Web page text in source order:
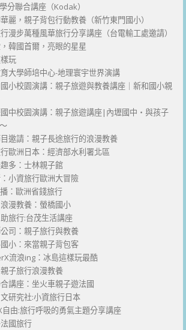
聯合講座（Kodak）
麗，親子背包行動教養（新竹東門國小）
漫步萬種風華旅行分享講座（台電輸工處邀請）
韓國首爾，亮眼的星星
玩
大學師培中心-地理寰宇世界演講
小校園演講：親子旅遊與教養講座｜新和國小親
中校園演講：親子旅遊講座|內壢國中・與孩子
邀請：親子長途旅行的浪漫教養
歐洲日本：經濟部水利署北區
多：士林親子館
小資旅行歐洲大冒險
：歐洲省錢旅行
漫教養：螢橋國小
旅行:台茂生活講座
司：親子旅行與教養
小：來當親子背包客
流浪ing：冰島這樣玩最酷
子旅行浪漫教養
講座：坐火車親子遊法國
研究社:小資旅行日本
由:旅行呼吸的勇氣主題分享講座
國旅行